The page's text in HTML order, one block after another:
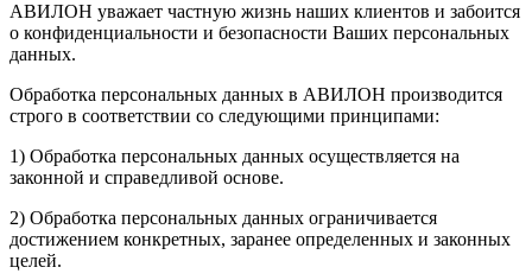
АВИЛОН уважает частную жизнь наших клиентов и забоится
о конфиденциальности и безопасности Ваших персональных
данных.
Обработка персональных данных в АВИЛОН производится
строго в соответствии со следующими принципами:
1) Обработка персональных данных осуществляется на
законной и справедливой основе.
2) Обработка персональных данных ограничивается
достижением конкретных, заранее определенных и законных
целей.